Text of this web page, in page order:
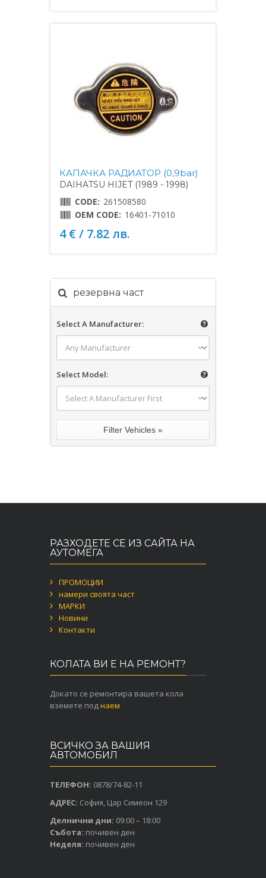
КАПАЧКА РАДИАТОР (0,9bar)
DAIHATSU HIJET (1989 - 1998)
CODE: 261508580
OEM CODE: 16401-71010
4 € / 7.82 лв.
резервна част
Select A Manufacturer:
Select Model:
РАЗХОДЕТЕ СЕ ИЗ САЙТА НА
АУТОМЕГА
ПРОМОЦИИ
намери своята част
МАРКИ
Новини
Контакти
КОЛАТА ВИ Е НА РЕМОНТ?
Докато се ремонтира вашета кола
вземете поднаем
ВСИЧКО ЗА ВАШИЯ
АВТОМОБИЛ
ТЕЛЕФОН: 0878/74-82-11
АДРЕС: София, Цар Симеон 129
Делнични дни: 09:00 – 18:00
Събота: почивен ден
Неделя: почивен ден